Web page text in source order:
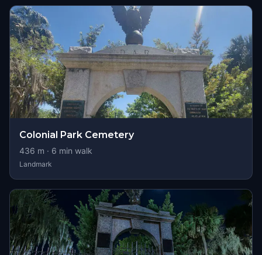
Colonial Park Cemetery
436 m · 6 min walk
Landmark